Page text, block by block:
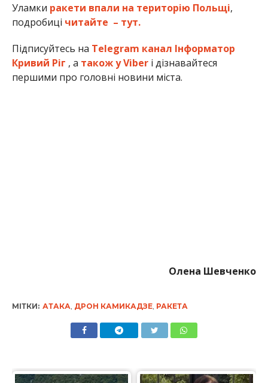
Уламки ракети впали на територію Польщі,
подробиці читайте – тут.
Підписуйтесь на Telegram канал Інформатор
Кривий Ріг , а також у Viberі дізнавайтеся
першими про головні новини міста.
Олена Шевченко
МІТКИ: АТАКА ДРОН КАМИКАДЗЕ, РАКЕТА